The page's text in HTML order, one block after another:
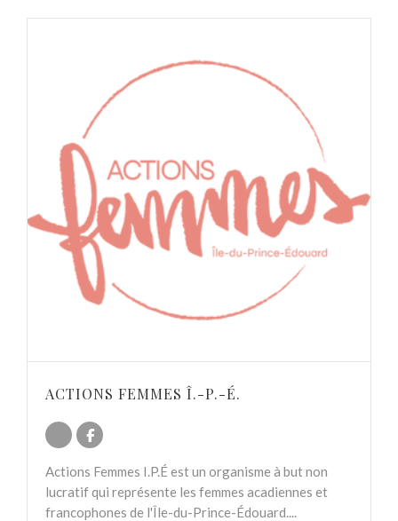
ACTIONS FEMMES Î.-P.-É.
Actions Femmes I.P.É est un organisme à but non
lucratif qui représente les femmes acadiennes et
francophones de l'Île-du-Prince-Édouard....